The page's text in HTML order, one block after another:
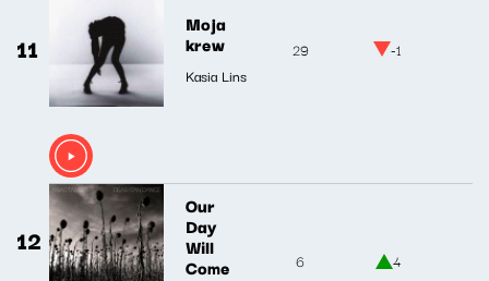
11
Moja
krew
Kasia Lins
29 -1
12
Our
Day
Will
Come 6 4